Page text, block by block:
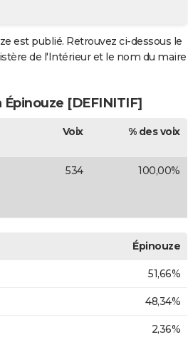
est publié. Retrouvez ci-dessous le
de l'Intérieur et le nom du maire
[DEFINITIF]
Voix % des voix
534 100,00%
Épinouze
51,66%
48,34%
2,36%